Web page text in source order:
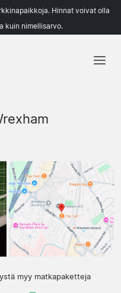
Hinnat voivat olla
kuin nimellisarvo.
myy matkapaketteja